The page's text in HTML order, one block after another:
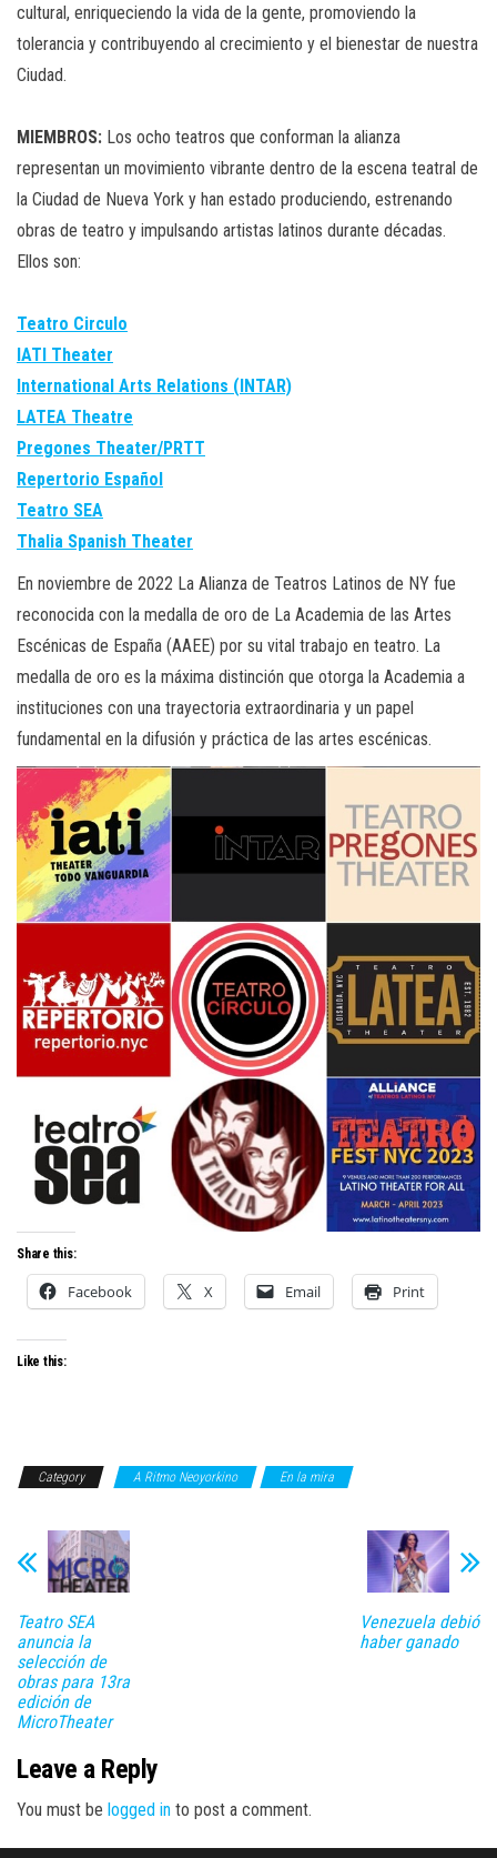
cultural, enriqueciendo la vida de la gente, promoviendo la
tolerancia y contribuyendo al crecimiento y el bienestar de nuestra
Ciudad.
MIEMBROS: Los ocho teatros que conforman la alianza
representan un movimiento vibrante dentro de la escena teatral de
la Ciudad de Nueva York y han estado produciendo, estrenando
obras de teatro y impulsando artistas latinos durante décadas.
Ellos son:
Teatro Circulo
IATI Theater
International Arts Relations (INTAR)
LATEA Theatre
Pregones Theater/PRTT
Repertorio Español
Teatro SEA
Thalia Spanish Theater
En noviembre de 2022 La Alianza de Teatros Latinos de NY fue
reconocida con la medalla de oro de La Academia de las Artes
Escénicas de España (AAEE) por su vital trabajo en teatro. La
medalla de oro es la máxima distinción que otorga la Academia a
instituciones con una trayectoria extraordinaria y un papel
fundamental en la difusión y práctica de las artes escénicas.
Share this:
Facebook X Email Print
Like this:
Category A Ritmo Neoyorkino En la mira
Teatro SEA
anuncia la
selección de
obras para 13ra
edición de
MicroTheater
Venezuela debió
haber ganado
Leave a Reply
You must be logged in to post a comment.